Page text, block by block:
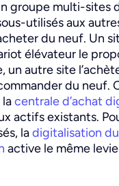
groupe multi-sites
utilisés aux
du neuf. Un
élévateur le
un autre site
du neuf.
centrale d’achat
actifs existants.
ladigitalisation
active le même